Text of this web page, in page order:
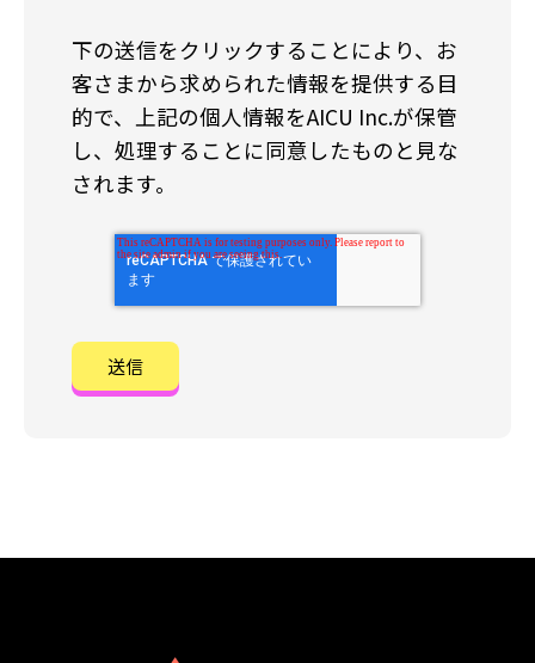
下の送信をクリックすることにより、お
客さまから求められた情報を提供する目
的で、上記の個人情報をAICU Inc.が保管
し、処理することに同意したものと見な
されます。